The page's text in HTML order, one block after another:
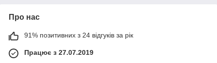
Про нас
91% позитивних з 24 відгуків за рік
Працює з 27.07.2019